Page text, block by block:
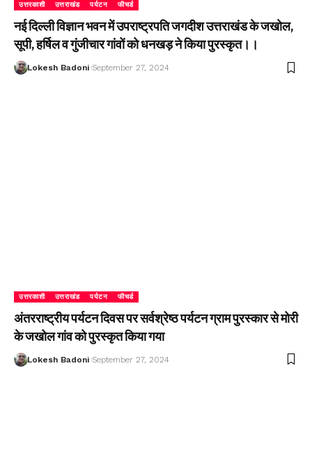
उत्तरकाशी उत्तराखंड पर्यटन फीचर्ड
नई दिल्ली विज्ञान भवन में उपराष्ट्रपति जगदीश उत्तराखंड के जखोल,
सूपी, हर्षिल व गुंजीचार गांवों को धनखड़ ने किया पुरस्कृत।।
Lokesh Badoni September 27, 2024
उत्तरकाशी उत्तराखंड पर्यटन फीचर्ड
अंतरराष्ट्रीय पर्यटन दिवस पर सर्वश्रेष्ठ पर्यटन ग्राम पुरस्कार से मोरी
के जखोल गांव को पुरस्कृत किया गया
Lokesh Badoni September 27, 2024